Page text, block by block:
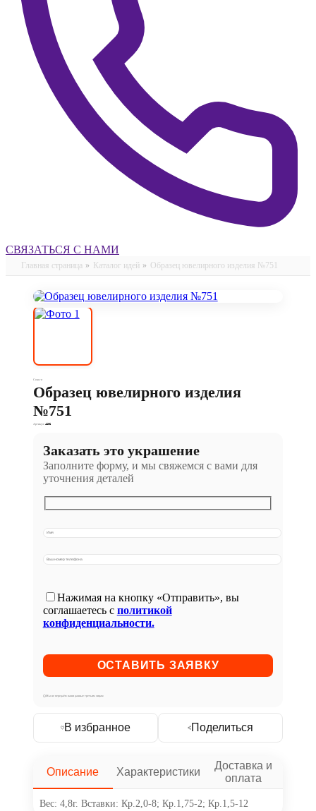
СВЯЗАТЬСЯ С НАМИ
Главная страница » Каталог идей » Образец ювелирного изделия №751
Серьги
Образец ювелирного изделия
№751
Артикул: 4286
Заказать это украшение
Заполните форму, и мы свяжемся с вами для
уточнения деталей
Нажимая на кнопку «Отправить», вы
соглашаетесь с политикой
конфиденциальности.
Мы не передаём ваши данные третьим лицам
В избранное Поделиться
Описание Характеристики
Доставка и
оплата
Вес: 4,8г. Вставки: Кр.2,0-8; Кр.1,75-2; Кр.1,5-12